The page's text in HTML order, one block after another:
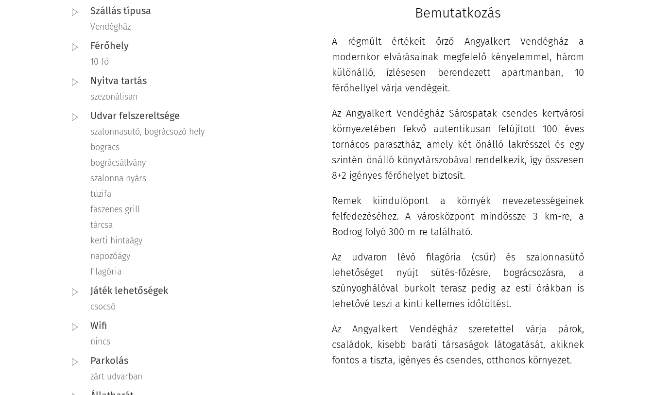
Szállás típusa
Vendégház
Férőhely
10 fő
Nyitva tartás
szezonálisan
Udvar felszereltsége
szalonnasütő, bográcsozó hely
bogrács
bográcsállvány
szalonna nyárs
tüzifa
faszenes grill
tárcsa
kerti hintaágy
napozóágy
filagória
Játék lehetőségek
csocsó
Wifi
nincs
Parkolás
zárt udvarban
Bemutatkozás
A régmúlt értékeit őrző Angyalkert Vendégház a
modernkor elvárásainak megfelelő kényelemmel, három
különálló, ízlésesen berendezett apartmanban, 10
férőhellyel várja vendégeit.
Az Angyalkert Vendégház Sárospatak csendes kertvárosi
környezetében fekvő autentikusan felújított 100 éves
tornácos parasztház, amely két önálló lakrésszel és egy
szintén önálló könyvtárszobával rendelkezik, így összesen
8+2 igényes férőhelyet biztosít.
Remek kiindulópont a környék nevezetességeinek
felfedezéséhez. A városközpont mindössze 3 km-re, a
Bodrog folyó 300 m-re található.
Az udvaron lévő filagória (csűr) és szalonnasütő
lehetőséget nyújt sütés-főzésre, bográcsozásra, a
szúnyoghálóval burkolt terasz pedig az esti órákban is
lehetővé teszi a kinti kellemes időtöltést.
Az Angyalkert Vendégház szeretettel várja párok,
családok, kisebb baráti társaságok látogatását, akiknek
fontos a tiszta, igényes és csendes, otthonos környezet.